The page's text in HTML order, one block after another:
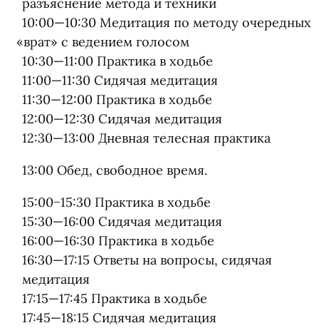
разъяснение метода и техники
10:00—10:30Медитация по методу очередных
«врат» с ведением голосом
10:30—11:00Практика в ходьбе
11:00—11:30Сидячая медитация
11:30—12:00Практика в ходьбе
12:00—12:30Сидячая медитация
12:30—13:00Дневная телесная практика
13:00 Обед, свободное время.
15:00−15:30 Практика в ходьбе
15:30—16:00Сидячая медитация
16:00—16:30Практика в ходьбе
16:30—17:15 Ответы на вопросы, сидячая
медитация
17:15—17:45 Практика в ходьбе
17:45—18:15 Сидячая медитация